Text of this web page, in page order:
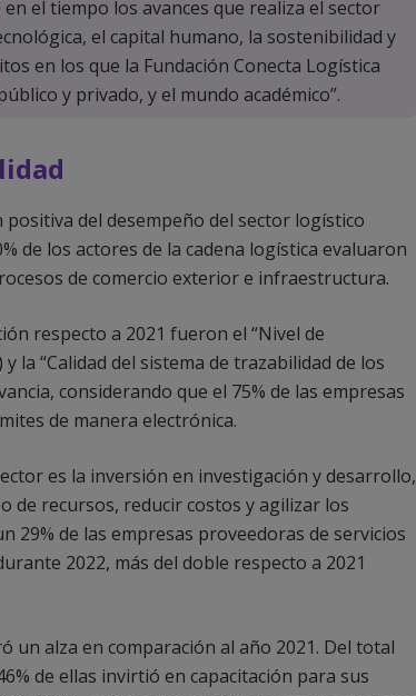
el tiempo los avances que realiza el sector
el capital humano, la sostenibilidad y
en los que la Fundación Conecta Logística
y privado, y el mundo académico”.
del desempeño del sector logístico
de los actores de la cadena logística evaluaron
de comercio exterior e infraestructura.
respecto a 2021 fueron el “Nivel de
la “Calidad del sistema de trazabilidad de los
considerando que el 75% de las empresas
de manera electrónica.
es la inversión en investigación y desarrollo,
de recursos, reducir costos y agilizar los
29% de las empresas proveedoras de servicios
2022, más del doble respecto a 2021
un alza en comparación al año 2021. Del total
de ellas invirtió en capacitación para sus